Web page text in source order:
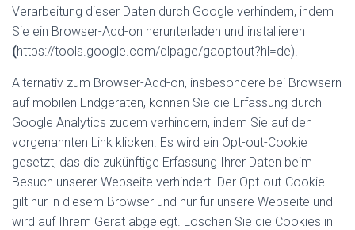
Verarbeitung dieser Daten durch Google verhindern, indem
Sie ein Browser-Add-on herunterladen und installieren
(https://tools.google.com/dlpage/gaoptout?hl=de).
Alternativ zum Browser-Add-on, insbesondere bei Browsern
auf mobilen Endgeräten, können Sie die Erfassung durch
Google Analytics zudem verhindern, indem Sie auf den
vorgenannten Link klicken. Es wird ein Opt-out-Cookie
gesetzt, das die zukünftige Erfassung Ihrer Daten beim
Besuch unserer Webseite verhindert. Der Opt-out-Cookie
gilt nur in diesem Browser und nur für unsere Webseite und
wird auf Ihrem Gerät abgelegt. Löschen Sie die Cookies in